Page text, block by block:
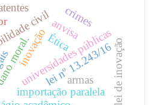
inovação
universidades públicas
importação paralela
moral. Ética
civillei nº 13.243/16lei de inovação
crimes
armas
anvisa